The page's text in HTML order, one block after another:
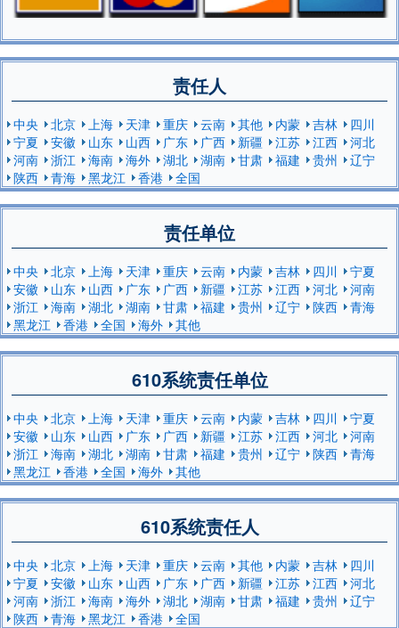
责任人
中央 北京 上海 天津 重庆 云南 其他 内蒙 吉林
四川
宁夏
安徽 山东 山西 广东 广西 新疆 江苏 江西
河北
河南
浙江 海南 海外 湖北 湖南 甘肃 福建 贵州
辽宁
陕西
青海 黑龙江 香港 全国
责任单位
中央 北京 上海 天津 重庆 云南 内蒙 吉林 四川
宁夏
安徽
山东 山西 广东 广西 新疆 江苏 江西 河北
河南
浙江
海南 湖北 湖南 甘肃 福建 贵州 辽宁 陕西
青海
黑龙江
香港 全国 海外 其他
610系统责任单位
中央 北京 上海 天津 重庆 云南 内蒙 吉林 四川
宁夏
安徽
山东 山西 广东 广西 新疆 江苏 江西 河北
河南
浙江
海南 湖北 湖南 甘肃 福建 贵州 辽宁 陕西
青海
黑龙江
香港 全国 海外 其他
610系统责任人
中央 北京 上海 天津 重庆 云南 其他 内蒙 吉林
四川
宁夏
安徽 山东 山西 广东 广西 新疆 江苏 江西
河北
河南
浙江 海南 海外 湖北 湖南 甘肃 福建 贵州
辽宁
陕西
青海 黑龙江 香港 全国